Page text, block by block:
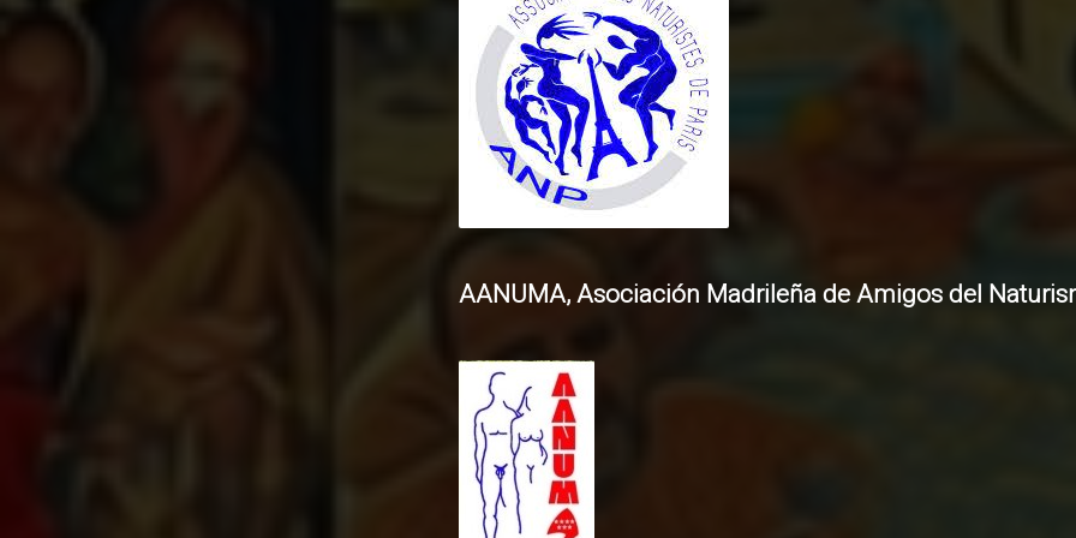
AANUMA, Asociación Madrileña de Amigos del